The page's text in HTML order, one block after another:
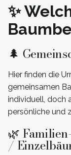
✨
🌲
Hier finden die
gemeinsamen
individuell, doch
persönliche und
🌿
/